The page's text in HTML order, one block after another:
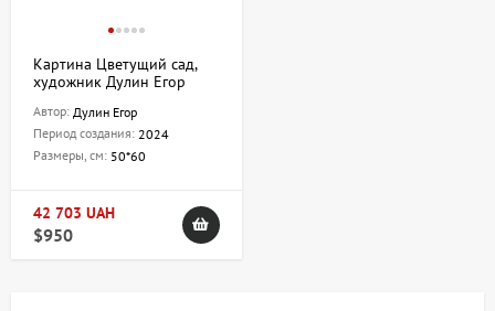
Картина Цветущий сад,
художник Дулин Егор
Автор: Дулин Егор
Период создания: 2024
Размеры, см: 50*60
42 703 UAH
$950